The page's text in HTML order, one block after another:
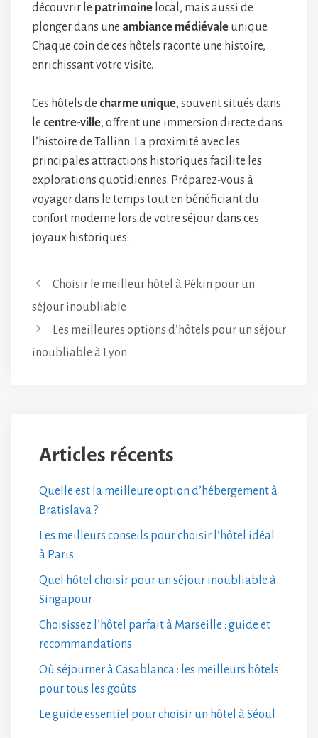
découvrir le patrimoine local, mais aussi de
plonger dans une ambiance médiévale unique.
Chaque coin de ces hôtels raconte une histoire,
enrichissant votre visite.
Ces hôtels de charme unique, souvent situés dans
le centre-ville, offrent une immersion directe dans
l’histoire de Tallinn. La proximité avec les
principales attractions historiques facilite les
explorations quotidiennes. Préparez-vous à
voyager dans le temps tout en bénéficiant du
confort moderne lors de votre séjour dans ces
joyaux historiques.
Choisir le meilleur hôtel à Pékin pour un
séjour inoubliable
Les meilleures options d’hôtels pour un séjour
inoubliable à Lyon
Articles récents
Quelle est la meilleure option d’hébergement à
Bratislava ?
Les meilleurs conseils pour choisir l’hôtel idéal
à Paris
Quel hôtel choisir pour un séjour inoubliable à
Singapour
Choisissez l’hôtel parfait à Marseille : guide et
recommandations
Où séjourner à Casablanca : les meilleurs hôtels
pour tous les goûts
Le guide essentiel pour choisir un hôtel à Séoul